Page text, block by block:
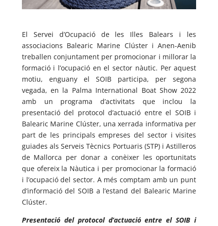
El Servei d’Ocupació de les Illes Balears i les
associacions Balearic Marine Clúster i Anen-Aenib
treballen conjuntament per promocionar i millorar la
formació i l’ocupació en el sector nàutic. Per aquest
motiu, enguany el SOIB participa, per segona
vegada, en la Palma International Boat Show 2022
amb un programa d’activitats que inclou la
presentació del protocol d’actuació entre el SOIB i
Balearic Marine Clúster, una xerrada informativa per
part de les principals empreses del sector i visites
guiades als Serveis Tècnics Portuaris (STP) i Astilleros
de Mallorca per donar a conèixer les oportunitats
que ofereix la Nàutica i per promocionar la formació
i l’ocupació del sector. A més comptam amb un punt
d’informació del SOIB a l’estand del Balearic Marine
Clúster.
Presentació del protocol d’actuació entre el SOIB i